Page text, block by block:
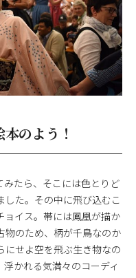
のよう！
みたら、そこには色とりど
した。その中に飛び込むこ
ョイス。帯には鳳凰が描か
物のため、柄が千鳥なのか
せよ空を飛ぶ生き物なの
かれる気満々のコーディ